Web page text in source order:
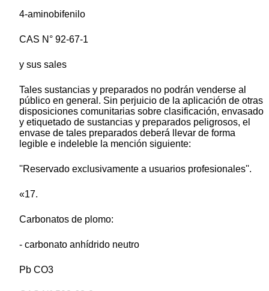
4-aminobifenilo
CAS N° 92-67-1
y sus sales
Tales sustancias y preparados no podrán venderse al
público en general. Sin perjuicio de la aplicación de otras
disposiciones comunitarias sobre clasificación, envasado
y etiquetado de sustancias y preparados peligrosos, el
envase de tales preparados deberá llevar de forma
legible e indeleble la mención siguiente:
''Reservado exclusivamente a usuarios profesionales''.
«17.
Carbonatos de plomo:
- carbonato anhídrido neutro
Pb CO3